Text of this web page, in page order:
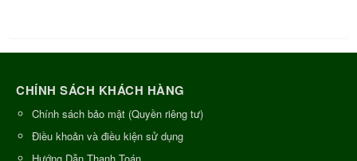
CHÍNH SÁCH KHÁCH HÀNG
Chính sách bảo mật (Quyền riêng tư)
Điều khoản và điều kiện sử dụng